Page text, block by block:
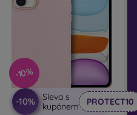
-10%
-10%
Sleva s
kupónem
PROTECT10